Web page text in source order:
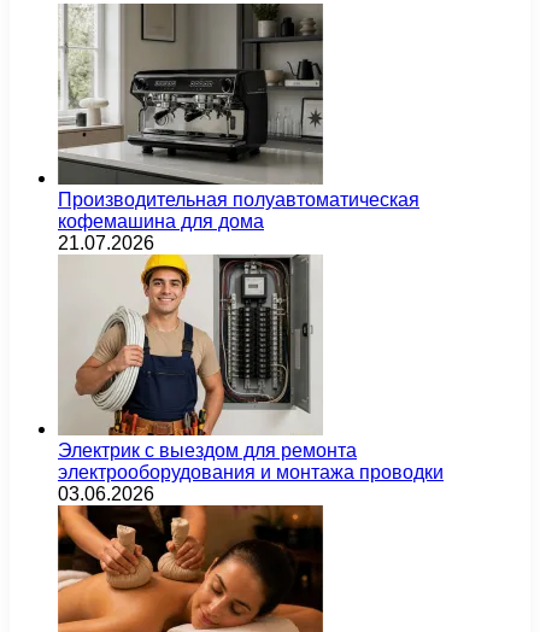
Производительная полуавтоматическая
кофемашина для дома
21.07.2026
Электрик с выездом для ремонта
электрооборудования и монтажа проводки
03.06.2026